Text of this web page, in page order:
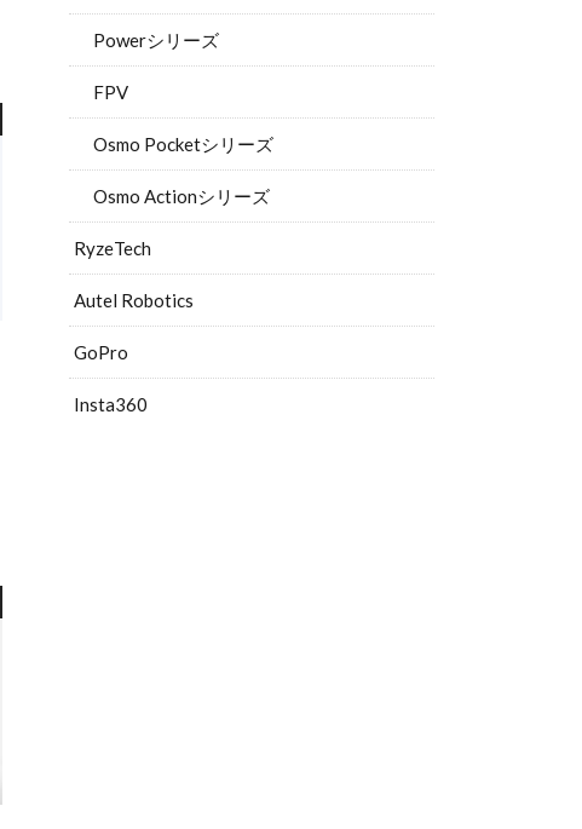
Powerシリーズ
FPV
Osmo Pocketシリーズ
Osmo Actionシリーズ
RyzeTech
Autel Robotics
GoPro
Insta360